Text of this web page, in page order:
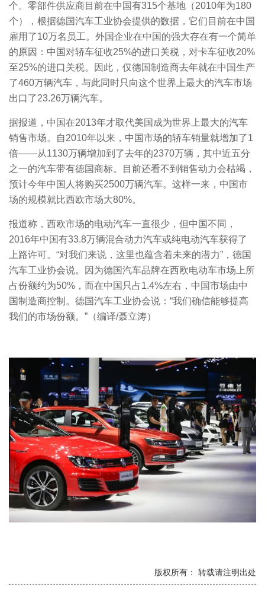
个。零部件供应商目前在中国有315个基地（2010年为180
个），根据德国汽车工业协会提供的数据，它们目前在中国
雇用了10万名员工。外国企业在中国的强大存在有一个简单
的原因：中国对轿车征收25%的进口关税，对卡车征收20%
至25%的进口关税。因此，仅德国制造商去年就在中国生产
了460万辆汽车，与此同时只向这个世界上最大的汽车市场
出口了23.26万辆汽车。
据报道，中国在2013年才取代美国成为世界上最大的汽车
销售市场。自2010年以来，中国市场的轿车销量就增加了1
倍——从1130万辆增加到了去年的2370万辆，其中近五分
之一的汽车带有德国商标。目前还看不到销售动力会枯竭，
预计今年中国人将购买2500万辆汽车。这样一来，中国市
场的规模就比西欧市场大80%。
报道称，西欧市场的电动汽车一直很少，但中国不同，
2016年中国有33.8万辆混合动力汽车或纯电动汽车获得了
上路许可。“对我们来说，这里也蕴含着未来的潜力”，德国
汽车工业协会说。因为德国汽车品牌在西欧电动车市场上所
占份额约为50%，而在中国只占1.4%左右，中国市场由中
国制造商控制。德国汽车工业协会说：“我们确信能够提高
我们的市场份额。”（编译/聂立涛）
版权所有： 转载请注明出处